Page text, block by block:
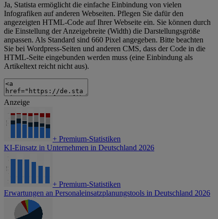
Ja, Statista ermöglicht die einfache Einbindung von vielen
Infografiken auf anderen Webseiten. Pflegen Sie dafür den
angezeigten HTML-Code auf Ihrer Webseite ein. Sie können durch
die Einstellung der Anzeigebreite (Width) die Darstellungsgröße
anpassen. Als Standard sind 660 Pixel angegeben. Bitte beachten
Sie bei Wordpress-Seiten und anderen CMS, dass der Code in die
HTML-Seite eingebunden werden muss (eine Einbindung als
Artikeltext reicht nicht aus).
Anzeige
+ Premium-Statistiken
KI-Einsatz in Unternehmen in Deutschland 2026
+ Premium-Statistiken
Erwartungen an Personaleinsatzplanungstools in Deutschland 2026